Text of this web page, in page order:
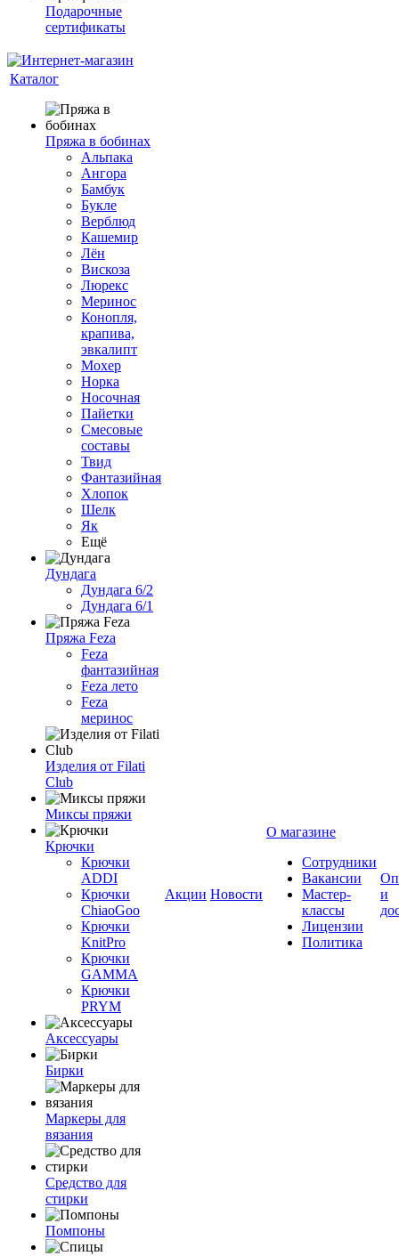
Подарочные
сертификаты
Каталог
Пряжа в бобинах
Альпака
Ангора
Бамбук
Букле
Верблюд
Кашемир
Лён
Вискоза
Люрекс
Меринос
Конопля,
крапива,
эвкалипт
Мохер
Норка
Носочная
Пайетки
Смесовые
составы
Твид
Фантазийная
Хлопок
Шелк
Як
Ещё
Дундага
Дундага 6/2
Дундага 6/1
Пряжа Feza
Feza
фантазийная
Feza лето
Feza
меринос
Изделия от Filati
Club
Миксы пряжи
Крючки
Крючки
ADDI
Крючки
ChiaoGoo
Крючки
KnitPro
Крючки
GAMMA
Крючки
PRYM
Аксессуары
Бирки
Маркеры для
вязания
Средство для
стирки
Помпоны
Акции Новости
О магазине
Сотрудники
Вакансии
Мастер-
классы
Лицензии
Политика
и